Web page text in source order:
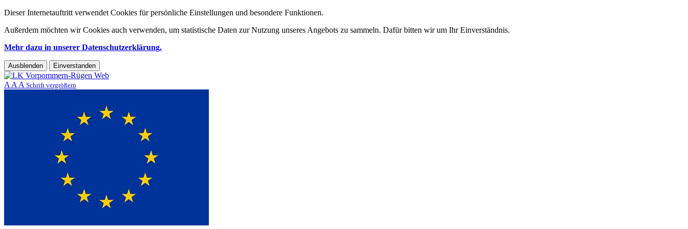
Dieser Internetauftritt verwendet Cookies für persönliche Einstellungen und besondere Funktionen.
Außerdem möchten wir Cookies auch verwenden, um statistische Daten zur Nutzung unseres Angebots zu sammeln. Dafür bitten wir um Ihr Einverständnis.
Mehr dazu in unserer Datenschutzerklärung.
Ausblenden Einverstanden
A A A Schrift vergrößern